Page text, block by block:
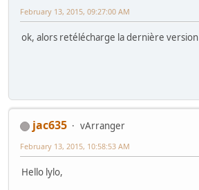
February 13, 2015, 09:27:00 AM
ok, alors retélécharge la dernière version
jac635
vArranger
February 13, 2015, 10:58:53 AM
Hello lylo,